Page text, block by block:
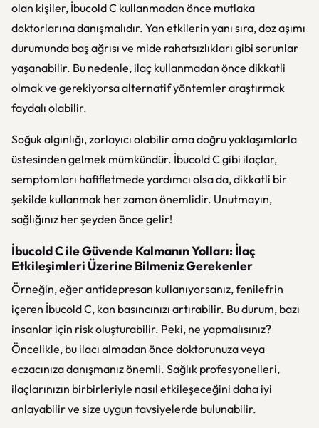
olan kişiler, İbucold C kullanmadan önce mutlaka
doktorlarına danışmalıdır. Yan etkilerin yanı sıra, doz aşımı
durumunda baş ağrısı ve mide rahatsızlıkları gibi sorunlar
yaşanabilir. Bu nedenle, ilaç kullanmadan önce dikkatli
olmak ve gerekiyorsa alternatif yöntemler araştırmak
faydalı olabilir.
Soğuk algınlığı, zorlayıcı olabilir ama doğru yaklaşımlarla
üstesinden gelmek mümkündür. İbucold C gibi ilaçlar,
semptomları hafifletmede yardımcı olsa da, dikkatli bir
şekilde kullanmak her zaman önemlidir. Unutmayın,
sağlığınız her şeyden önce gelir!
İbucold C ile Güvende Kalmanın Yolları: İlaç
Etkileşimleri Üzerine Bilmeniz Gerekenler
Örneğin, eğer antidepresan kullanıyorsanız, fenilefrin
içeren İbucold C, kan basıncınızı artırabilir. Bu durum, bazı
insanlar için risk oluşturabilir. Peki, ne yapmalısınız?
Öncelikle, bu ilacı almadan önce doktorunuza veya
eczacınıza danışmanız önemli. Sağlık profesyonelleri,
ilaçlarınızın birbirleriyle nasıl etkileşeceğini daha iyi
anlayabilir ve size uygun tavsiyelerde bulunabilir.